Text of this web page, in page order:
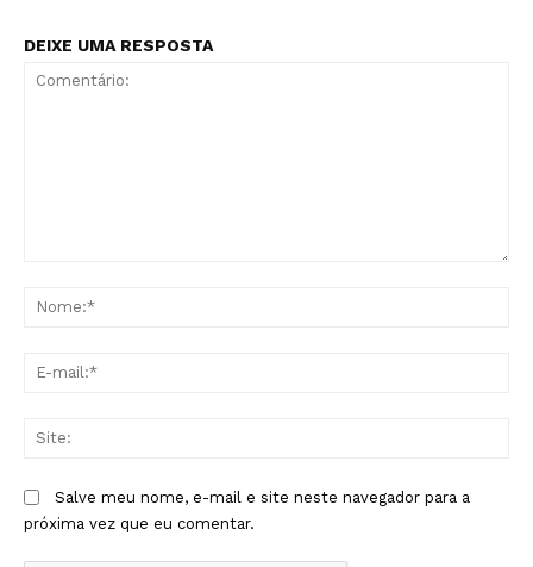
DEIXE UMA RESPOSTA
Salve meu nome, e-mail e site neste navegador para a
próxima vez que eu comentar.